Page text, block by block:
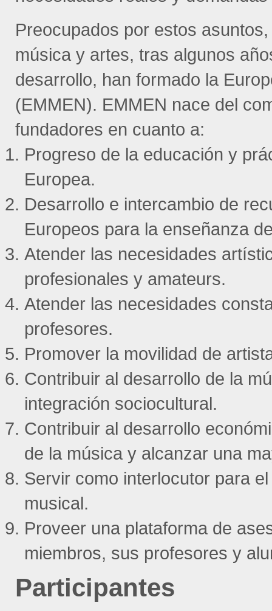
Preocupados por estos
música y artes, tras algunos
desarrollo, han formado la
(EMMEN). EMMEN nace del
fundadores en cuanto a:
Progreso de la educación y
Europea.
Desarrollo e intercambio de
Europeos para la enseñanza
Atender las necesidades
profesionales y amateurs.
Atender las necesidades
profesores.
Promover la movilidad de
Contribuir al desarrollo de la
integración sociocultural.
Contribuir al desarrollo
de la música y alcanzar una
Servir como interlocutor para
musical.
Proveer una plataforma de
miembros, sus profesores y
Participantes